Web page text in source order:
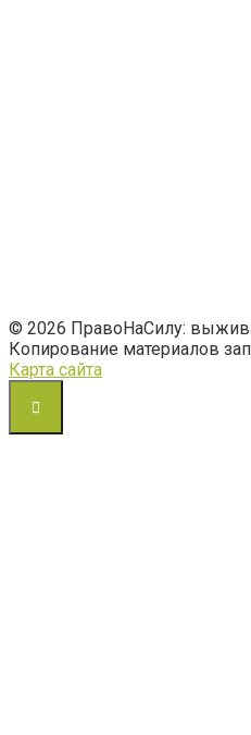
© 2026 ПравоНаСилу:
Копирование материалов
Карта сайта